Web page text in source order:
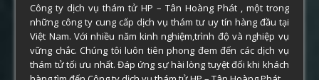
Công ty dịch vụ thám tử HP – Tân Hoàng Phát , một trong
những công ty cung cấp dịch vụ thám tư uy tín hàng đầu tại
Việt Nam. Với nhiều năm kinh nghiệm,trình độ và nghiệp vụ
vững chắc. Chúng tôi luôn tiên phong đem đến các dịch vụ
thám tử tối ưu nhất. Đáp ứng sự hài lòng tuyệt đối khi khách